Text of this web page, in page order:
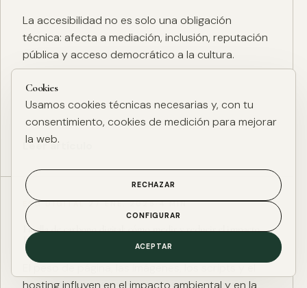
La accesibilidad no es solo una obligación
técnica: afecta a mediación, inclusión, reputación
pública y acceso democrático a la cultura.
Leer artículo
ESG DIGITAL·27 ENE. 2025·4 MIN
Huella de carbono digital: cómo medir y reducir el impacto
ESG de una web
El peso de página, las imágenes, los scripts y el
hosting influyen en el impacto ambiental y en la
Cookies
Usamos cookies técnicas necesarias y, con tu
consentimiento, cookies de medición para mejorar
la web.
RECHAZAR
CONFIGURAR
ACEPTAR